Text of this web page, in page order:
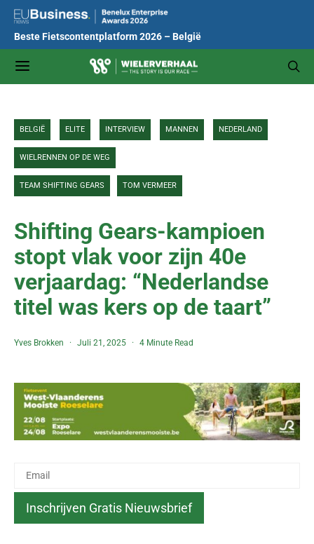
Beste Fietscontentplatform 2026 – België
BELGIË ELITE INTERVIEW MANNEN NEDERLAND
WIELRENNEN OP DE WEG
TEAM SHIFTING GEARS TOM VERMEER
Shifting Gears-kampioen
stopt vlak voor zijn 40e
verjaardag: “Nederlandse
titel was kers op de taart”
Yves Brokken Juli 21, 2025 4 Minute Read